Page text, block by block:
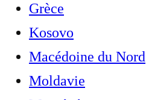
Grèce
Kosovo
Macédoine du Nord
Moldavie